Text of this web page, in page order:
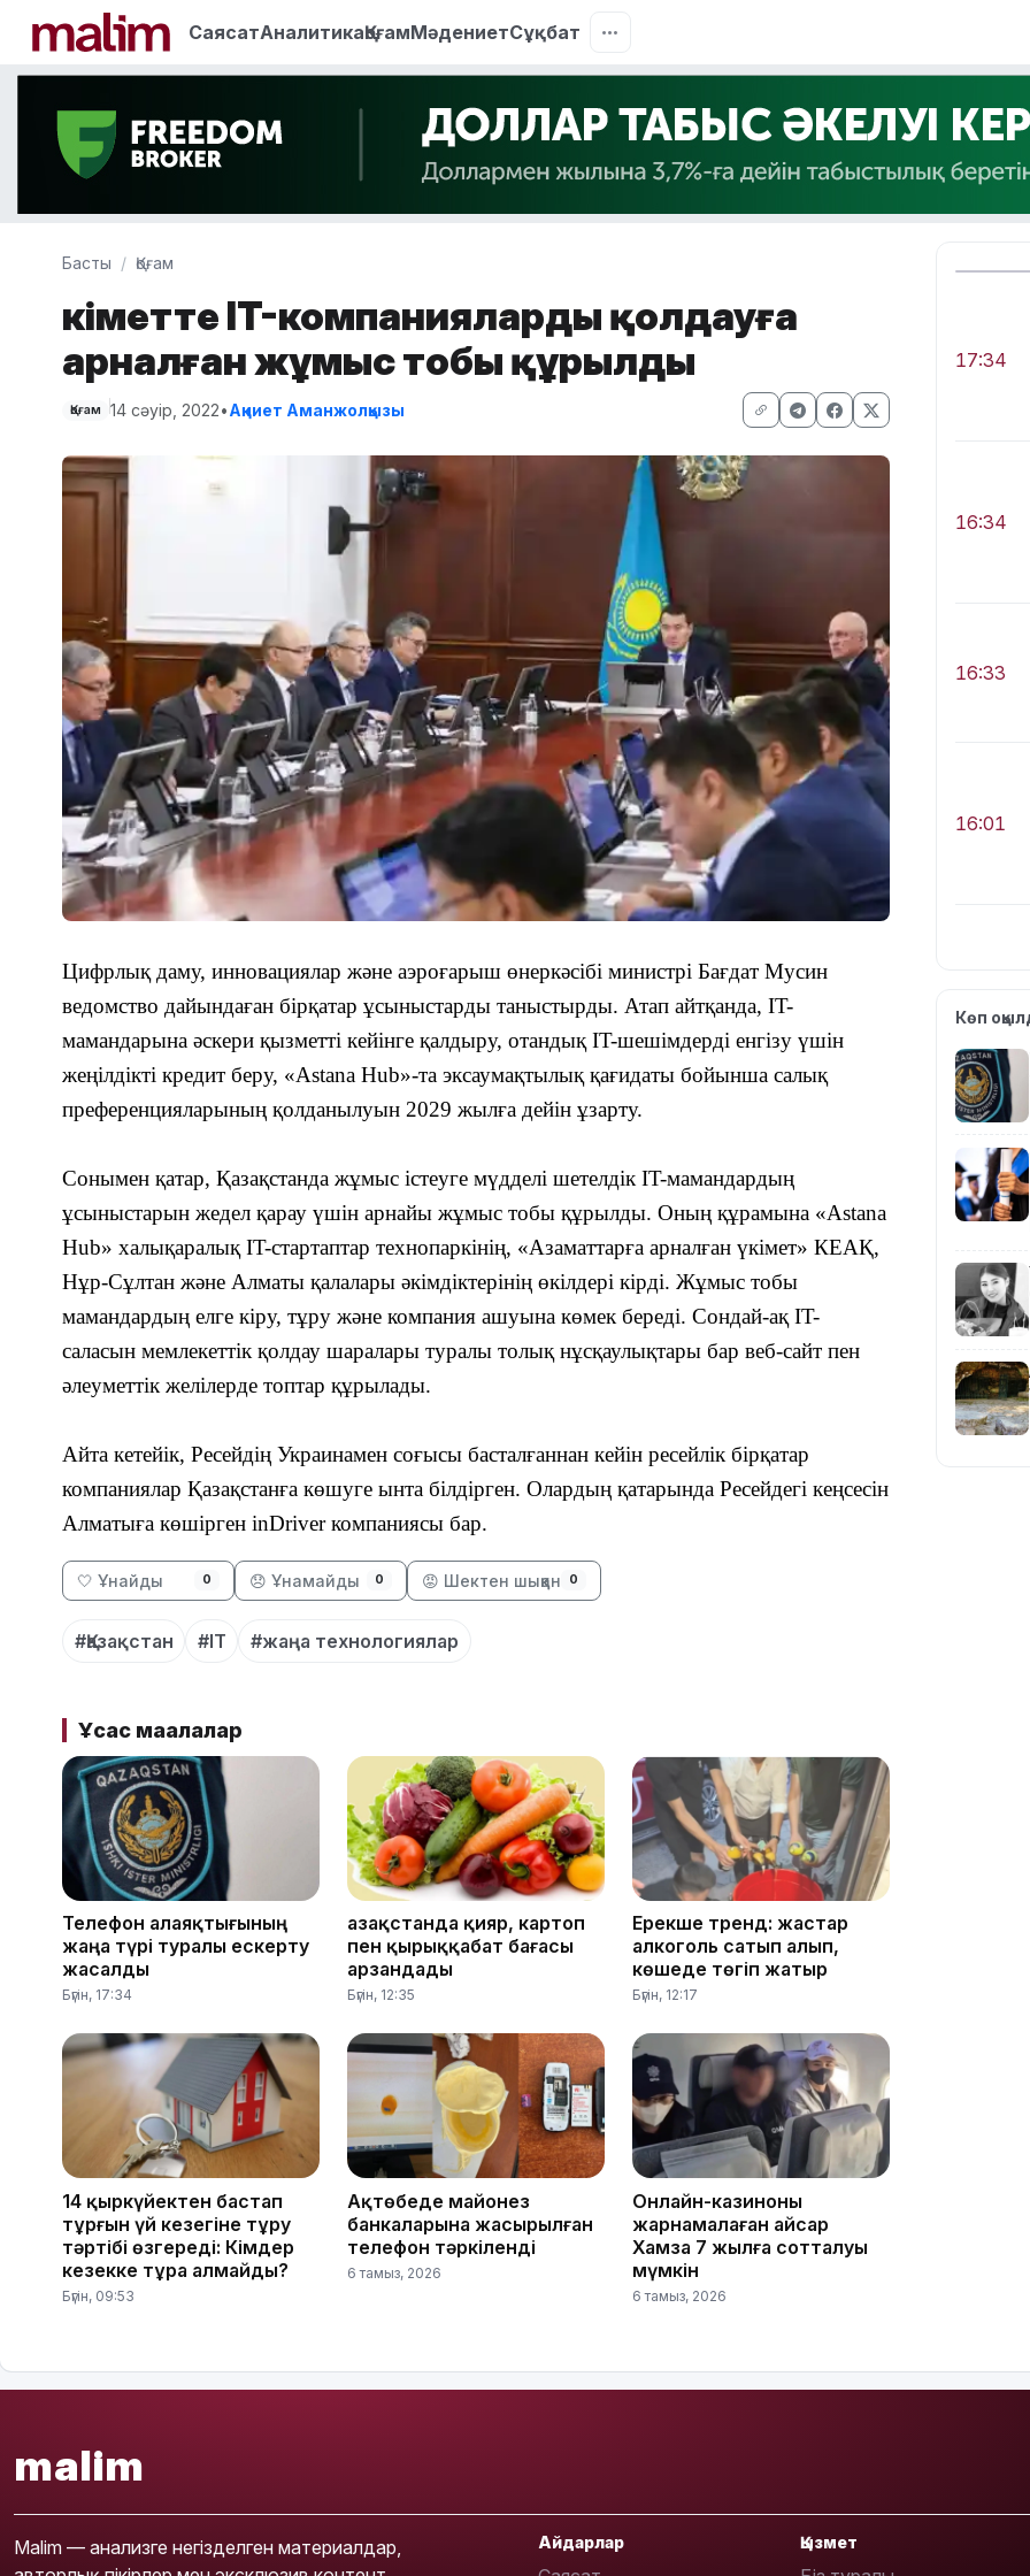
СаясатАналитикаҚоғамМәдениетСұқбат
Басты Қоғам
Үкіметте IT-компанияларды қолдауға
арналған жұмыс тобы құрылды
Қоғам 14 сәуір, 2022•Ақниет Аманжолқызы
Цифрлық даму, инновациялар және аэроғарыш өнеркәсібі министрі Бағдат Мусин
ведомство дайындаған бірқатар ұсыныстарды таныстырды. Атап айтқанда, IT-
мамандарына әскери қызметті кейінге қалдыру, отандық IT-шешімдерді енгізу үшін
жеңілдікті кредит беру, «Astana Hub»-та эксаумақтылық қағидаты бойынша салық
преференцияларының қолданылуын 2029 жылға дейін ұзарту.
Сонымен қатар, Қазақстанда жұмыс істеуге мүдделі шетелдікIT-мамандардың
ұсыныстарын жедел қарау үшін арнайы жұмыс тобы құрылды. Оның құрамына «Astana
Hub» халықаралық IT-стартаптар технопаркінің, «Азаматтарға арналған үкімет» КЕАҚ,
Нұр-Сұлтан және Алматы қалалары әкімдіктерінің өкілдері кірді. Жұмыс тобы
мамандардың елге кіру, тұру және компания ашуына көмек береді. Сондай-ақ IT-
саласын мемлекеттік қолдау шаралары туралы толық нұсқаулықтары бар веб-сайт пен
әлеуметтік желілерде топтар құрылады.
Айта кетейік, Ресейдің Украинамен соғысы басталғаннан кейін ресейлік бірқатар
компаниялар Қазақстанға көшуге ынта білдірген. Олардың қатарында Ресейдегі кеңсесін
Алматыға көшірген inDriver компаниясы бар.
🤍 Ұнайды 0 😞 Ұнамайды 0 😡 Шектен шыққан 0
#Қазақстан #IT #жаңа технологиялар
Ұқсас мақалалар
Телефон алаяқтығының
жаңа түрі туралы ескерту
жасалды
Бүгін, 17:34
Қазақстанда қияр, картоп
пен қырыққабат бағасы
арзандады
Бүгін, 12:35
Ерекше тренд: жастар
алкоголь сатып алып,
көшеде төгіп жатыр
Бүгін, 12:17
14 қыркүйектен бастап
тұрғын үй кезегіне тұру
тәртібі өзгереді: Кімдер
кезекке тұра алмайды?
Бүгін, 09:53
Ақтөбеде майонез
банкаларына жасырылған
телефон тәркіленді
6 тамыз, 2026
Онлайн-казиноны
жарнамалаған Қайсар
Хамза 7 жылға сотталуы
мүмкін
6 тамыз, 2026
17:34
16:34
16:33
16:01
15:04
14:10
Көп
malim
Malim — анализге негізделген материалдар,
Айдарлар Қызмет